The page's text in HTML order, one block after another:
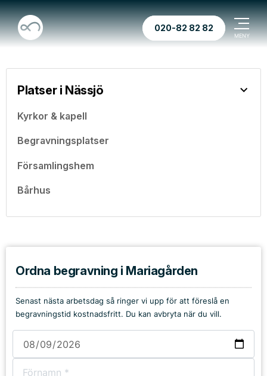
020-82 82 82
Platser i Nässjö
Kyrkor & kapell
Begravningsplatser
Församlingshem
Bårhus
Ordna begravning i Mariagården
Senast nästa arbetsdag så ringer vi upp för att föreslå en
begravningstid kostnadsfritt. Du kan avbryta när du vill.